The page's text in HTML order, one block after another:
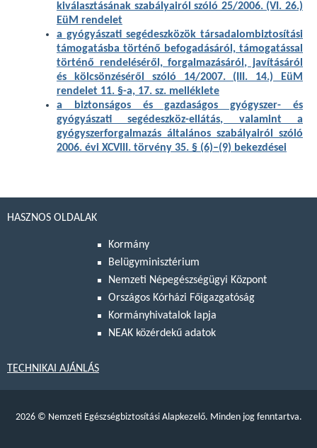
kiválasztásának szabályairól szóló 25/2006. (VI. 26.)
EüM rendelet
a gyógyászati segédeszközök társadalombiztosítási
támogatásba történő befogadásáról, támogatással
történő rendeléséről, forgalmazásáról, javításáról
és kölcsönzéséről szóló 14/2007. (III. 14.) EüM
rendelet 11. §-a, 17. sz. melléklete
a biztonságos és gazdaságos gyógyszer- és
gyógyászati segédeszköz-ellátás, valamint a
gyógyszerforgalmazás általános szabályairól szóló
2006. évi XCVIII. törvény 35. § (6)–(9) bekezdései
HASZNOS OLDALAK
Kormány
Belügyminisztérium
Nemzeti Népegészségügyi Központ
Országos Kórházi Főigazgatóság
Kormányhivatalok lapja
NEAK közérdekű adatok
TECHNIKAI AJÁNLÁS
2026 © Nemzeti Egészségbiztosítási Alapkezelő. Minden jog fenntartva.